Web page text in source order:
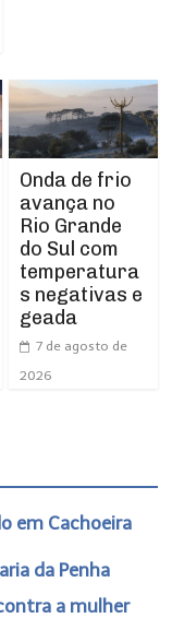
Onda de frio
avança no
Rio Grande
do Sul com
temperatura
s negativas e
geada
7 de agosto de
2026
em Cachoeira
da Penha
a mulher